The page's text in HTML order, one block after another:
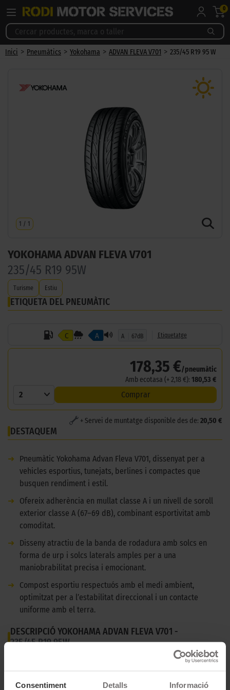
Consentiment Detalls Informació
0
Inici > Pneumàtics > Yokohama > ADVAN FLEVA V701 > 235/45 R19 95 W
1 / 1
YOKOHAMA ADVAN FLEVA V701
235/45 R19 95W
Turisme Estiu
ETIQUETA DEL PNEUMÀTIC
C A A 67dB Etiquetatge
178,35 €/pneumàtic
Amb ecotasa (+ 2,18 €): 180,53 €
2 Comprar
+ Servei de muntatge disponible des de: 20,50 €
DESTAQUEM
➜
Pneumàtic Yokohama Advan Fleva V701, dissenyat per a
vehicles esportius, tunejats, berlines i compactes que
busquen rendiment i estil.
➜
Ofereix adherència en mullat classe A i un nivell de soroll
exterior classe A (67–69 dB), combinant esportivitat amb
comoditat.
➜
Disseny atractiu de la banda de rodadura amb solcs en
forma de urp i solcs laterals amples per a una
maniobrabilitat precisa i emocionant.
➜
Compost esportiu respectuós amb el medi ambient,
optimitzat per a l’estabilitat direccional i un contacte
uniforme amb el terra.
DESCRIPCIÓ YOKOHAMA ADVAN FLEVA V701 -
235/45 R19 95W
plaer del control als conductors de vehicles esportius, tunejats, berlines